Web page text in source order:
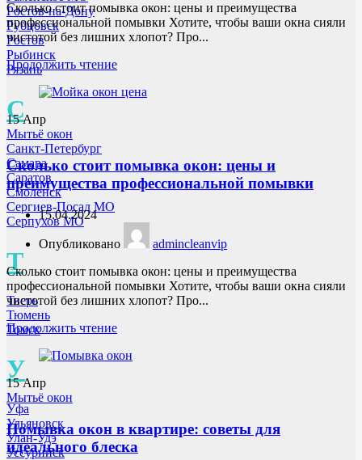
Ростов-на-Дону
Рубцовск
Ростов
Рыбинск
Рязань
С
Санкт-Петербург
Самара
Саратов
Смоленск
Сергиев-Посад МО
Серпухов МО
Т
Тверь
Тюмень
Томск
У
Уфа
Ульяновск
Улан-Удэ
Уссурийск
Сколько стоит помывка окон: цены и преимущества
профессиональной помывки Хотите, чтобы ваши окна сияли
чистотой без лишних хлопот? Про...
Продолжить чтение
15Апр
Мытьё окон
Сколько стоит помывка окон: цены и
преимущества профессиональной помывки
15.04.2024
Опубликовано
admincleanvip
Сколько стоит помывка окон: цены и преимущества
профессиональной помывки Хотите, чтобы ваши окна сияли
чистотой без лишних хлопот? Про...
Продолжить чтение
15Апр
Мытьё окон
Помывка окон в квартире: советы для
идеального блеска